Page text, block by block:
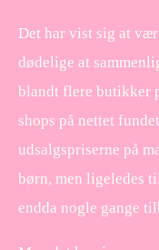
Det har vist sig at
dødelige at
blandt flere butikker
shops på nettet
udsalgspriserne på
børn, men ligeledes
endda nogle gange